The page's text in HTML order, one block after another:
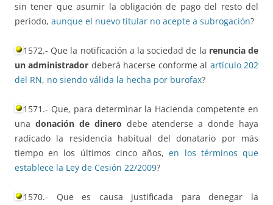
sin tener que asumir la obligación de pago del resto del
periodo, aunque el nuevo titular no acepte a subrogación?
1572.- Que la notificación a la sociedad de la renuncia de
un administrador deberá hacerse conforme al artículo 202
del RN, no siendo válida la hecha por burofax?
1571.- Que, para determinar la Hacienda competente en
una donación de dinero debe atenderse a donde haya
radicado la residencia habitual del donatario por más
tiempo en los últimos cinco años,en los términos que
establece la Ley de Cesión 22/2009?
1570.- Que es causa justificada para denegar la